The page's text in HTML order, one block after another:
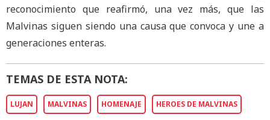
reconocimiento que reafirmó, una vez más, que las
Malvinas siguen siendo una causa que convoca y une a
generaciones enteras.
TEMAS DE ESTA NOTA:
LUJAN MALVINAS HOMENAJE HEROES DE MALVINAS